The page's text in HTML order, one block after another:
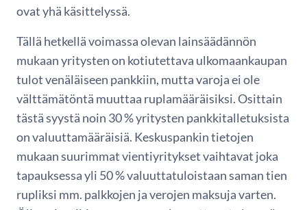
ovat yhä käsittelyssä.
Tällä hetkellä voimassa olevan lainsäädännön
mukaan yritysten on kotiutettava ulkomaankaupan
tulot venäläiseen pankkiin, mutta varoja ei ole
välttämätöntä muuttaa ruplamääräisiksi. Osittain
tästä syystä noin 30 % yritysten pankkitalletuksista
on valuuttamääräisiä. Keskuspankin tietojen
mukaan suurimmat vientiyritykset vaihtavat joka
tapauksessa yli 50 % valuuttatuloistaan saman tien
rupliksi mm. palkkojen ja verojen maksuja varten.